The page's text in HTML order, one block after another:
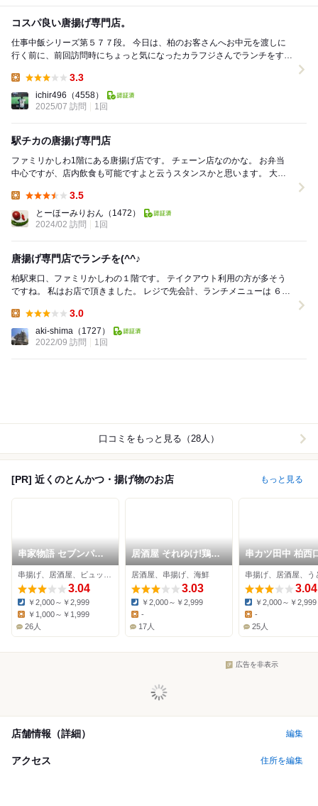
コスパ良い唐揚げ専門店。
仕事中飯シリーズ第５７７段。 今日は、柏のお客さんへお中元を渡しに
行く前に、前回訪問時にちょっと気になったカラフジさんでランチをする
3.3
ichir496 （4558）
2025/07 訪問
1回
駅チカの唐揚げ専門店
ファミリかしわ1階にある唐揚げ店です。 チェーン店なのかな。 お弁当
中心ですが、店内飲食も可能ですよと云うスタンスかと思います。 大雑
3.5
とーほーみりおん （1472）
2024/02 訪問
1回
唐揚げ専門店でランチを(^^♪
柏駅東口、ファミリかしわの１階です。 テイクアウト利用の方が多そう
ですね。 私はお店で頂きました。 レジで先会計、ランチメニューは ６種
3.0
aki-shima （1727）
2022/09 訪問
1回
口コミをもっと見る（28人）
[PR] 近くのとんかつ・揚げ物のお店 もっと見る
串家物語 セブンパー
クアリオ柏店
3.04
Dinner:
￥2,000～￥2,999
Lunch:
￥1,000～￥1,999
26人
居酒屋 それゆけ!鶏ヤ
ロー! 柏店
居酒屋、串揚げ、海鮮
3.03
Dinner:
￥2,000～￥2,999
Lunch:
-
17人
串カツ田中 柏西
串揚げ、居酒屋、う
3.04
Dinner:
￥2,000～￥2,999
Lunch:
-
25人
広告を非表示
店舗情報（詳細） 編集
アクセス 住所を編集